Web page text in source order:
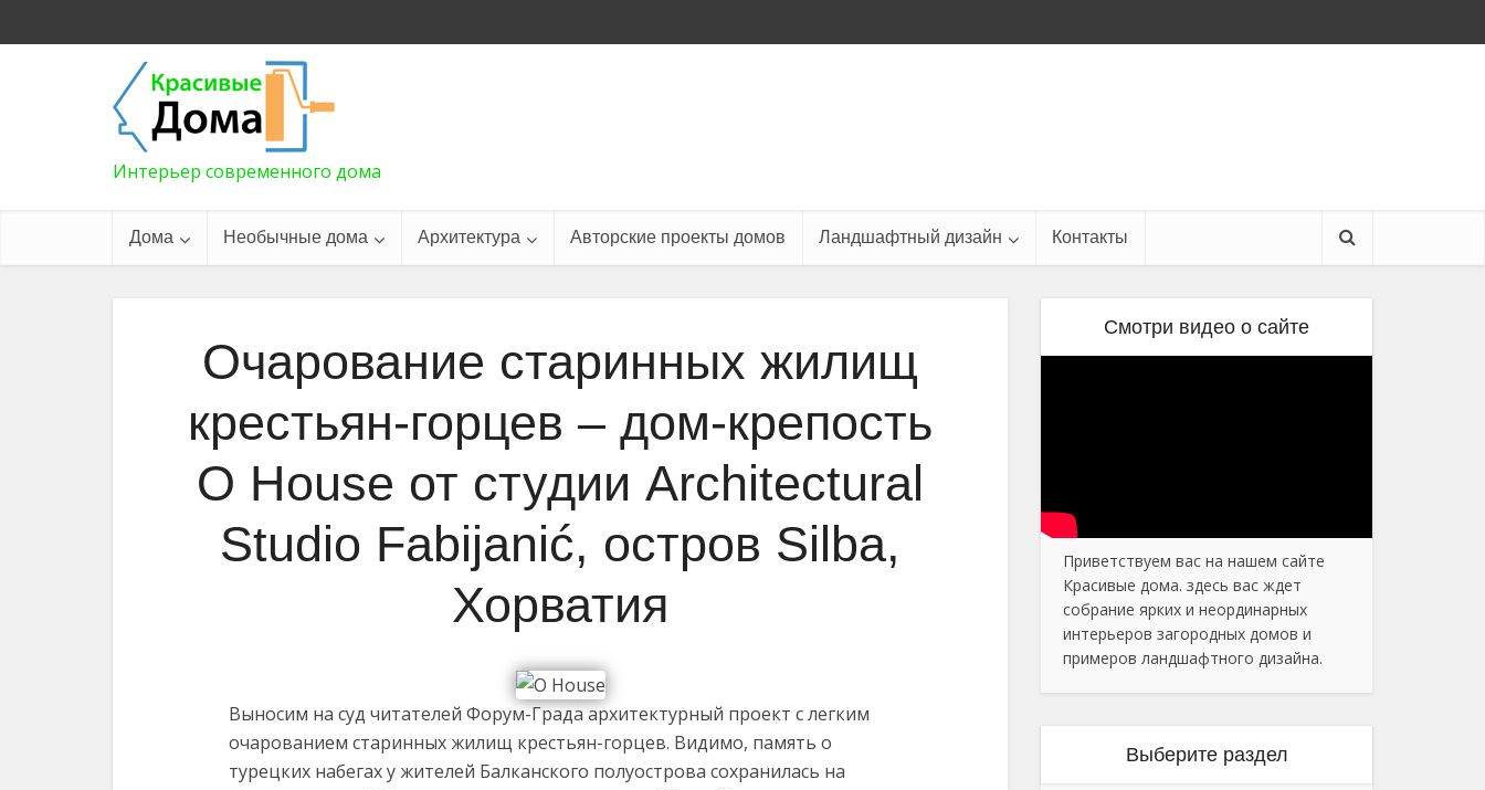
Интерьер современного дома
Дома Необычные дома Архитектура Авторские проекты домов Ландшафтный дизайн Контакты
Очарование старинных жилищ
крестьян-горцев – дом-крепость
O House от студии Architectural
Studio Fabijanić, остров Silba,
Хорватия
Выносим на суд читателей Форум-Града архитектурный проект с легким
очарованием старинных жилищ крестьян-горцев. Видимо, память о
турецких набегах у жителей Балканского полуострова сохранилась на
Смотри видео о сайте
Приветствуем вас на нашем сайте
Красивые дома. здесь вас ждет
собрание ярких и неординарных
интерьеров загородных домов и
примеров ландшафтного дизайна.
Выберите раздел